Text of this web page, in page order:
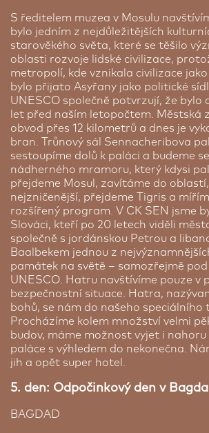
S ředitelem muzea v Mosulu
bylo jedním z nejdůležitějších
starověkého světa, které se těšilo
oblasti rozvoje lidské civilizace,
metropolí, kde vznikala civilizace
bylo přijato Asyřany jako politické
UNESCO společně potvrzují, že bylo
let před naším letopočtem. Městská
obvod přes 12 kilometrů a dnes je
bran. Trůnový sál Sennacheribova
sestoupíme dolů k paláci a budeme
nádherného mramoru, který kdysi
přejdeme Mosul, zavítáme do
nejzničenější, přejdeme Tigris a
rozšířený program. V CK SEN jsme
Slováci, kteří po 20 letech viděli
společně s jordánskou Petrou a
Baalbekem jednou z
památek na světě – samozřejmě
UNESCO. Hatru navštívíme pouze v
bezpečnostní situace. Hatra,
bohů, se nám do našeho speciálního
Procházíme kolem množství velmi
budov, máme možnost vyjet i
paláce s výhledem do nekonečna.
jih a opět super hotel.
5. den: Odpočinkový den v
BAGDAD